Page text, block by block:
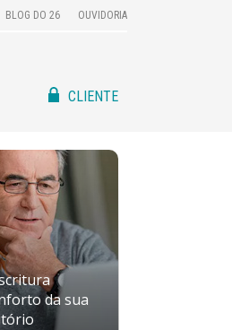
BLOG DO 26 OUVIDORIA
CLIENTE
da sua